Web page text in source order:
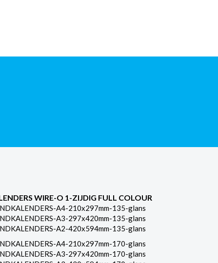
WIRE-O 1-ZIJDIG FULL COLOUR
A4-210x297mm-135-glans
A3-297x420mm-135-glans
A2-420x594mm-135-glans
A4-210x297mm-170-glans
A3-297x420mm-170-glans